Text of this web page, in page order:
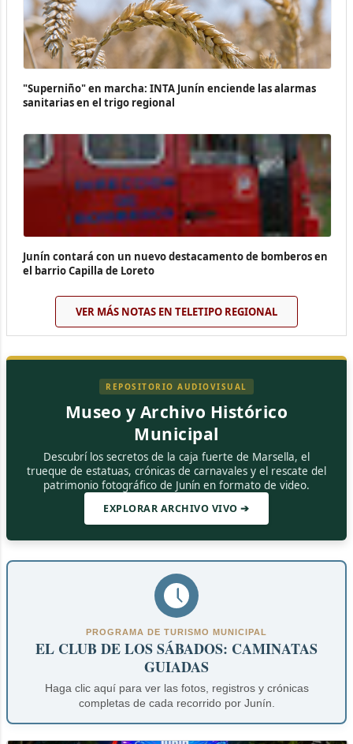
"Superniño" en marcha: INTA Junín enciende las alarmas
sanitarias en el trigo regional
Junín contará con un nuevo destacamento de bomberos en
el barrio Capilla de Loreto
VER MÁS NOTAS EN TELETIPO REGIONAL
REPOSITORIO AUDIOVISUAL
Museo y Archivo Histórico
Municipal
Descubrí los secretos de la caja fuerte de Marsella, el
trueque de estatuas, crónicas de carnavales y el rescate del
patrimonio fotográfico de Junín en formato de video.
EXPLORAR ARCHIVO VIVO ➔
PROGRAMA DE TURISMO MUNICIPAL
EL CLUB DE LOS SÁBADOS: CAMINATAS
GUIADAS
Haga clic aquí para ver las fotos, registros y crónicas
completas de cada recorrido por Junín.